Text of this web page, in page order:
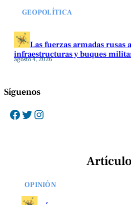
GEOPOLÍTICA
Las fuerzas armadas rusas
infraestructuras y buques
agosto 4, 2026
Síguenos
Facebook Twitter Instagram
OPINIÓN